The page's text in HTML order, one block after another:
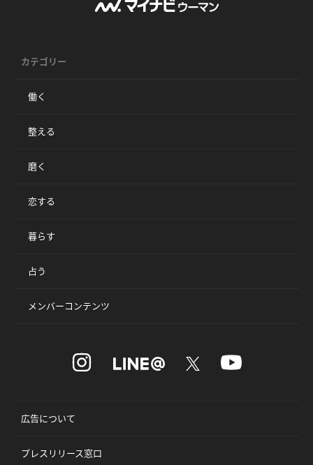
カテゴリー
働く
整える
磨く
恋する
暮らす
占う
メンバーコンテンツ
広告について
プレスリリース窓口